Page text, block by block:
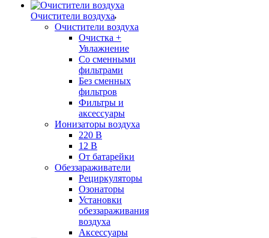
Очистители воздуха
Очистители воздуха
Очистка +
Увлажнение
Cо сменными
фильтрами
Без сменных
фильтров
Фильтры и
аксессуары
Ионизаторы воздуха
220 В
12 В
От батарейки
Обеззараживатели
Рециркуляторы
Озонаторы
Установки
обеззараживания
воздуха
Аксессуары